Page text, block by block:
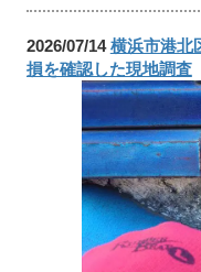
2026/07/14横浜市港北
損を確認した現地調査